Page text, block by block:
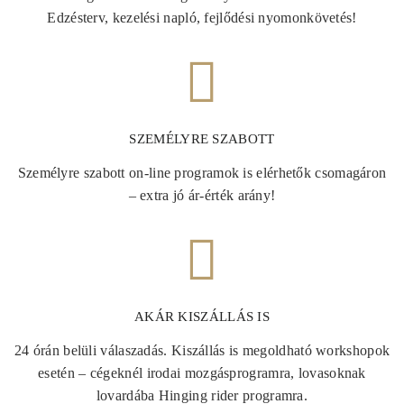
Edzésterv, kezelési napló, fejlődési nyomonkövetés!
SZEMÉLYRE SZABOTT
Személyre szabott on-line programok is elérhetők csomagáron
– extra jó ár-érték arány!
AKÁR KISZÁLLÁS IS
24 órán belüli válaszadás. Kiszállás is megoldható workshopok
esetén – cégeknél irodai mozgásprogramra, lovasoknak
lovardába Hinging rider programra.